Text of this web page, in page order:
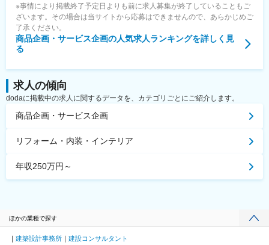
※事情により掲載終了予定日よりも前に求人募集が終了していることもご
ざいます。その場合は当サイトから応募はできませんので、あらかじめご
了承ください。
商品企画・サービス企画の人気求人ランキングを詳しく見
る
求人の傾向
dodaに掲載中の求人に関するデータを、カテゴリごとにご紹介します。
商品企画・サービス企画
リフォーム・内装・インテリア
年収250万円～
ほかの業種で探す
建築設計事務所
建設コンサルタント